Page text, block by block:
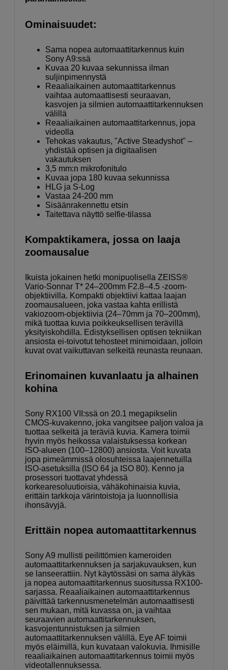
Ominaisuudet:
Sama nopea automaattitarkennus kuin
Sony A9:ssä
Kuvaa 20 kuvaa sekunnissa ilman
suljinpimennystä
Reaaliaikainen automaattitarkennus
vaihtaa automaattisesti seuraavan,
kasvojen ja silmien automaattitarkennuksen
välillä
Reaaliaikainen automaattitarkennus, jopa
videolla
Tehokas vakautus, "Active Steadyshot" –
yhdistää optisen ja digitaalisen
vakautuksen
3,5 mm:n mikrofonitulo
Kuvaa jopa 180 kuvaa sekunnissa
HLG ja S-Log
Vastaa 24-200 mm
Sisäänrakennettu etsin
Taitettava näyttö selfie-tilassa
Kompaktikamera, jossa on laaja
zoomausalue
Ikuista jokainen hetki monipuolisella ZEISS®
Vario-Sonnar T* 24–200mm F2.8–4.5 -zoom-
objektiivilla. Kompakti objektiivi kattaa laajan
zoomausalueen, joka vastaa kahta erillistä
vakiozoom-objektiivia (24–70mm ja 70–200mm),
mikä tuottaa kuvia poikkeuksellisen terävillä
yksityiskohdilla. Edistyksellisen optisen tekniikan
ansiosta ei-toivotut tehosteet minimoidaan, jolloin
kuvat ovat vaikuttavan selkeitä reunasta reunaan.
Erinomainen kuvanlaatu ja alhainen
kohina
Sony RX100 VII:ssä on 20.1 megapikselin
CMOS-kuvakenno, joka vangitsee paljon valoa ja
tuottaa selkeitä ja teräviä kuvia. Kamera toimii
hyvin myös heikossa valaistuksessa korkean
ISO-alueen (100–12800) ansiosta. Voit kuvata
jopa pimeämmissä olosuhteissa laajennetuilla
ISO-asetuksilla (ISO 64 ja ISO 80). Kenno ja
prosessori tuottavat yhdessä
korkearesoluutioisia, vähäkohinaisia kuvia,
erittäin tarkkoja värintoistoja ja luonnollisia
ihonsävyjä.
Erittäin nopea automaattitarkennus
Sony A9 mullisti peilittömien kameroiden
automaattitarkennuksen ja sarjakuvauksen, kun
se lanseerattiin. Nyt käytössäsi on sama älykäs
ja nopea automaattitarkennus suositussa RX100-
sarjassa. Reaaliaikainen automaattitarkennus
päivittää tarkennusmenetelmän automaattisesti
sen mukaan, mitä kuvassa on, ja vaihtaa
seuraavien automaattitarkennuksen,
kasvojentunnistuksen ja silmien
automaattitarkennuksen välillä. Eye AF toimii
myös eläimillä, kun kuvataan valokuvia. Ihmisille
reaaliaikainen automaattitarkennus toimii myös
videotallennuksessa.